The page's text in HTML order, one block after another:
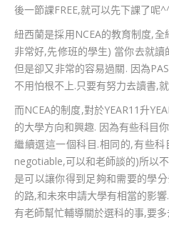
後一節課FREE,就可以先下課了呢
紐西蘭是採用NCEA的教育制度,
非常好,先修班的學生) 當你去就
但是卻又非常的容易過關. 因為
不用怕根不上.只要有努力去讀書,
而NCEA的制度,對於YEAR11升
的大學方向和興趣. 因為有些科目
繼續選這一個科目.相同的,有些科
negotiable,可以和老師談的)所以
是可以讓你得到足夠和需要的學
的路,和未來申請大學有相當的影
有老師幫忙輔導關於選科的事,要